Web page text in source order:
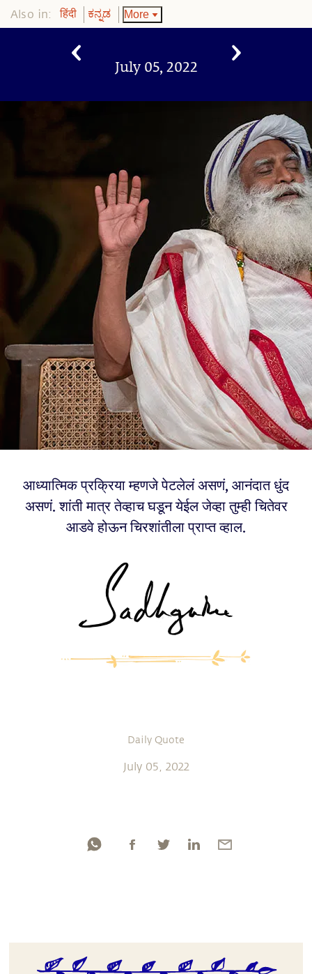
Also in: हिंदी ಕನ್ನಡ More
July 05, 2022
आध्यात्मिक प्रक्रिया म्हणजे पेटलेलं असणं, आनंदात धुंद
असणं. शांती मात्र तेव्हाच घडून येईल जेव्हा तुम्ही चितेवर
आडवे होऊन चिरशांतीला प्राप्त व्हाल.
Daily Quote
July 05, 2022